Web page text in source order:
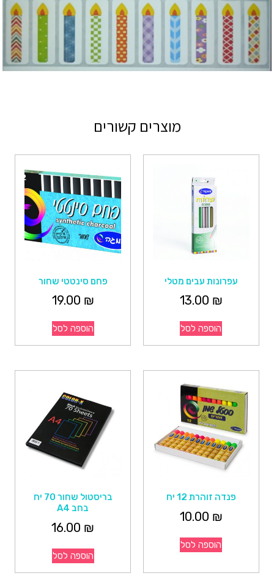
מוצרים קשורים
עפרונות עבים מטלי
13.00 ₪
הוספה לסל
פחם סינטטי שחור
19.00 ₪
הוספה לסל
פנדה זוהרת 12 יח
10.00 ₪
הוספה לסל
בריסטול שחור 70 יח
בחב A4
16.00 ₪
הוספה לסל